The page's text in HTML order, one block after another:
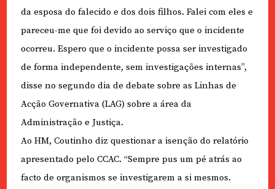
da esposa do falecido e dos dois filhos. Falei com eles e
pareceu-me que foi devido ao serviço que o incidente
ocorreu. Espero que o incidente possa ser investigado
de forma independente, sem investigações internas”,
disse no segundo dia de debate sobre as Linhas de
Acção Governativa (LAG) sobre a área da
Administração e Justiça.
Ao HM, Coutinho diz questionar a isenção do relatório
apresentado pelo CCAC. “Sempre pus um pé atrás ao
facto de organismos se investigarem a si mesmos.